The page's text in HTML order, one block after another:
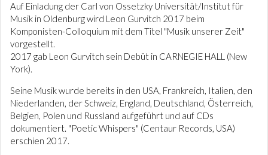
Auf Einladung der Carl von Ossetzky Universität/Institut für
Musik in Oldenburg wird Leon Gurvitch 2017 beim
Komponisten-Colloquium mit dem Titel "Musik unserer Zeit"
vorgestellt.
2017 gab Leon Gurvitch sein Debüt in CARNEGIE HALL (New
York).
Seine Musik wurde bereits in den USA, Frankreich, Italien, den
Niederlanden, der Schweiz, England, Deutschland, Österreich,
Belgien, Polen und Russland aufgeführt und auf CDs
dokumentiert. "Poetic Whispers" (Centaur Records, USA)
erschien 2017.